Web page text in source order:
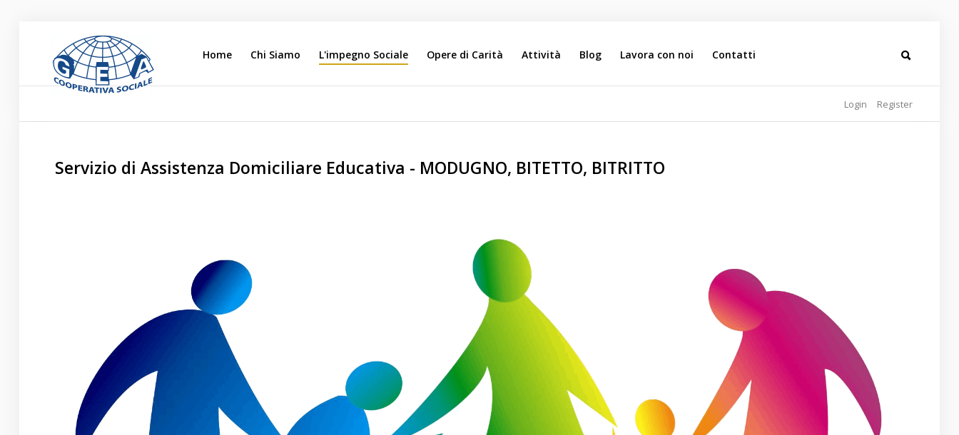
Home
Chi Siamo
Home Chi Siamo L'impegno Sociale Opere di Carità Attività Blog Lavora con noi Contatti
Register
Login
Servizio di Assistenza Domiciliare Educativa - MODUGNO, BITETTO, BITRITTO